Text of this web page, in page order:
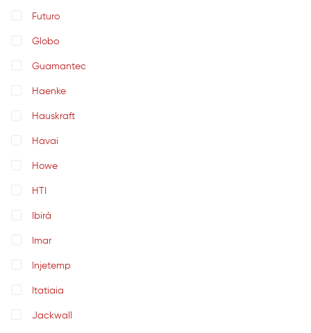
Futuro
Globo
Guamantec
Haenke
Hauskraft
Havai
Howe
HTI
Ibirá
Imar
Injetemp
Itatiaia
Jackwall